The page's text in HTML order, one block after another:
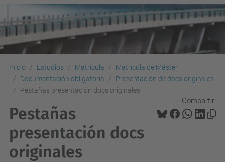
Inicio Estudios Matrícula
Matrícula de Máster
Documentación obligatoria
Presentación de docs originales
Pestañas presentación docs originales
Compartir:
Pestañas
presentación docs
originales